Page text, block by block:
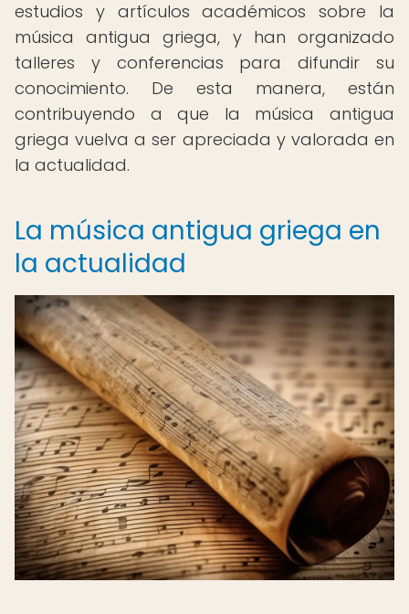
estudios y artículos académicos sobre la
música antigua griega, y han organizado
talleres y conferencias para difundir su
conocimiento. De esta manera, están
contribuyendo a que la música antigua
griega vuelva a ser apreciada y valorada en
la actualidad.
La música antigua griega en
la actualidad